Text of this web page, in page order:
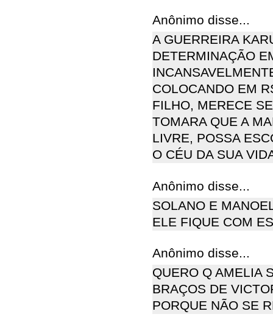
Anônimo disse...
A GUERREIRA
DETERMINAÇÃO
COLOCANDO EM
FILHO, MERECE
TOMARA QUE A
LIVRE, POSSA
O CÉU DA SUA
Anônimo disse...
SOLANO E
ELE FIQUE COM
Anônimo disse...
QUERO Q AMELIA
BRAÇOS DE
PORQUE NÃO SE